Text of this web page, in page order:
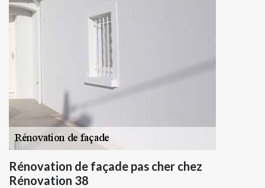
Rénovation de façade pas cher chez
Rénovation 38